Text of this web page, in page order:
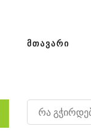
ᲛᲗᲐᲕᲐᲠᲘ